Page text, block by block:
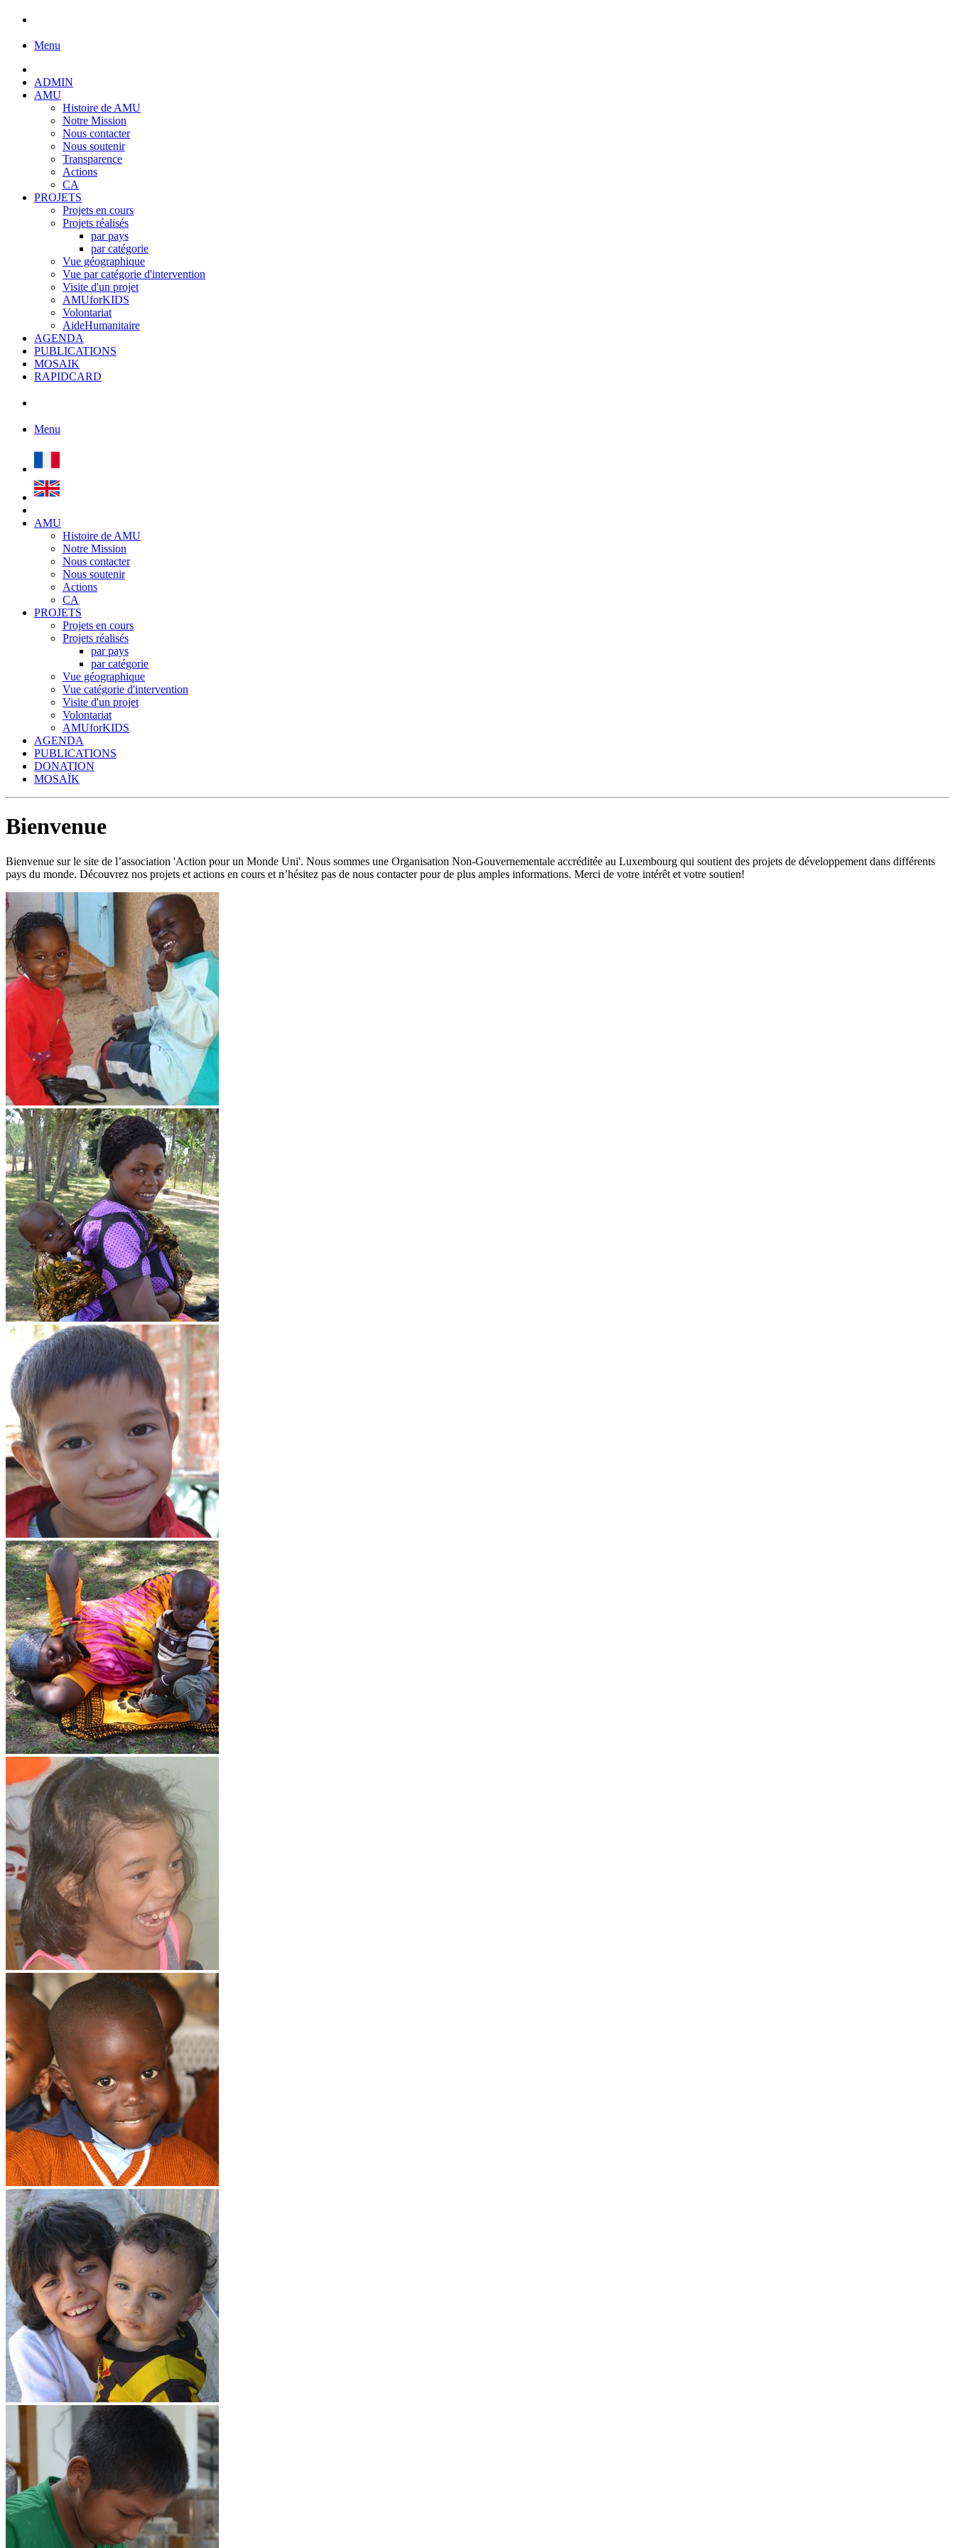
Menu
ADMIN
AMU
Histoire de AMU
Notre Mission
Nous contacter
Nous soutenir
Transparence
Actions
CA
PROJETS
Projets en cours
Projets réalisés
par pays
par catégorie
Vue géographique
Vue par catégorie d'intervention
Visite d'un projet
AMUforKIDS
Volontariat
AideHumanitaire
AGENDA
PUBLICATIONS
MOSAIK
RAPIDCARD
Menu
AMU
Histoire de AMU
Notre Mission
Nous contacter
Nous soutenir
Actions
CA
PROJETS
Projets en cours
Projets réalisés
par pays
par catégorie
Vue géographique
Vue catégorie d'intervention
Visite d'un projet
Volontariat
AMUforKIDS
AGENDA
PUBLICATIONS
DONATION
MOSAÏK
Bienvenue
Bienvenue sur le site de l’association 'Action pour un Monde Uni'. Nous sommes une Organisation Non-Gouvernementale accréditée au Luxembourg qui soutient des projets de développement dans différents
pays du monde. Découvrez nos projets et actions en cours et n’hésitez pas de nous contacter pour de plus amples informations. Merci de votre intérêt et votre soutien!